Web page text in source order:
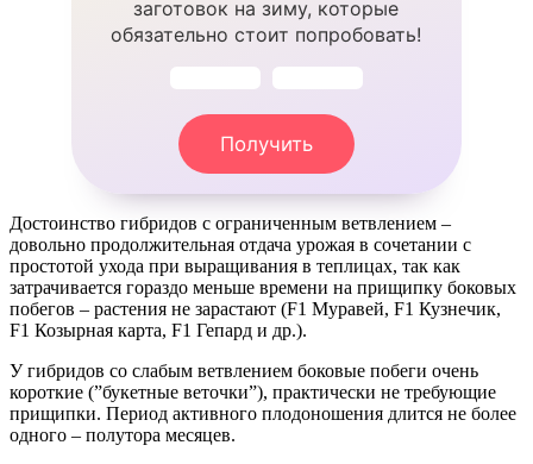
заготовок на зиму, которые
обязательно стоит попробовать!
Получить
Достоинство гибридов с ограниченным ветвлением –
довольно продолжительная отдача урожая в сочетании с
простотой ухода при выращивания в теплицах, так как
затрачивается гораздо меньше времени на прищипку боковых
побегов – растения не зарастают (F1 Муравей, F1 Кузнечик,
F1 Козырная карта, F1 Гепард и др.).
У гибридов со слабым ветвлением боковые побеги очень
короткие (”букетные веточки”), практически не требующие
прищипки. Период активного плодоношения длится не более
одного – полутора месяцев.